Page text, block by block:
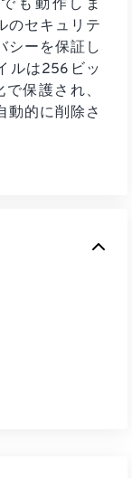
も動作しま
のセキュリテ
シーを保証し
ルは256ビッ
保護され、
動的に削除さ